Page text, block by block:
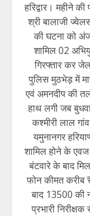
हरिद्वार। महीने
श्री बालाजी
की घटना को
शामिल 02
गिरफ्तार कर
पुलिस मुठभेड़ में
एवं अमनदीप की
हाथ लगी जब
कश्मीरी लाल
यमुनानगर
शामिल होने के
बंटवारे के बाद
फोन कीमत करीब
बाद 13500 की
प्रभारी